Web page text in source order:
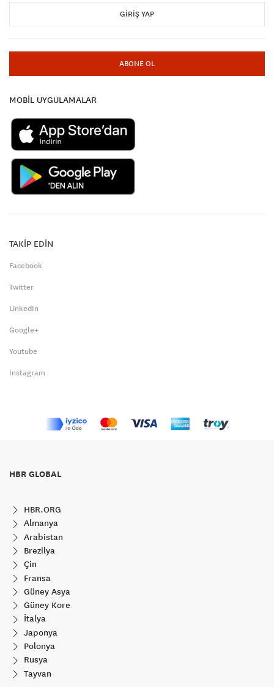
GIRIŞ YAP
ABONE OL
MOBİL UYGULAMALAR
TAKİP EDİN
Facebook
Twitter
LinkedIn
Google+
Youtube
Instagram
HBR GLOBAL
HBR.ORG
Almanya
Arabistan
Brezilya
Çin
Fransa
Güney Asya
Güney Kore
İtalya
Japonya
Polonya
Rusya
Tayvan